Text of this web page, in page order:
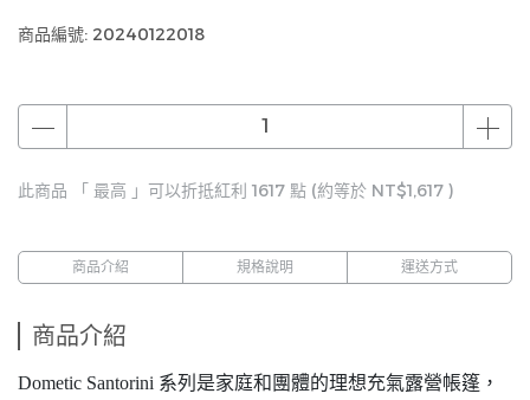
商品編號: 20240122018
此商品 「 最高 」可以折抵紅利 1617 點 (約等於 NT$1,617 )
商品介紹 規格說明 運送方式
商品介紹
Dometic Santorini 系列是家庭和團體的理想充氣露營帳篷，